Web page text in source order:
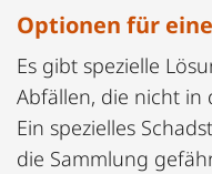
Optionen für
Es gibt spezielle
Abfällen, die nicht in
Ein spezielles
die Sammlung